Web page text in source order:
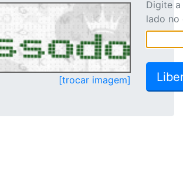
[trocar imagem]
Digite
lado no